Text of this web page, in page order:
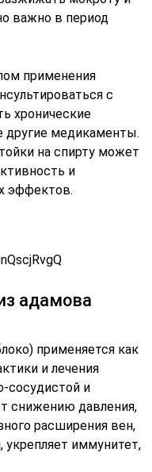
важно в период
применения
с
хронические
другие медикаменты.
на спирту может
и
эффектов.
адамова
применяется как
и лечения
сосудистой и
снижению давления,
расширения вен,
иммунитет,